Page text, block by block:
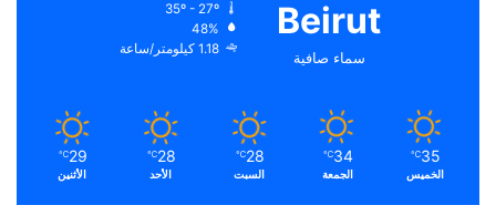
Beirut
سماء صافية
48%
1.18 كيلومتر/ساعة
35
℃
الخميس
34
℃
الجمعة
28
℃
السبت
28
℃
الأحد
29
℃
الأثنين